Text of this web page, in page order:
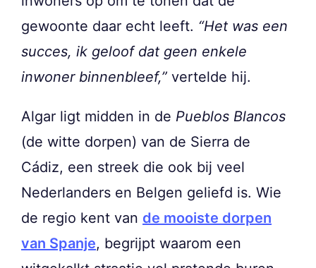
gewoonte daar echt leeft. “Het was een
succes, ik geloof dat geen enkele
inwoner binnenbleef,” vertelde hij.
Algar ligt midden in de Pueblos Blancos
(de witte dorpen) van de Sierra de
Cádiz, een streek die ook bij veel
Nederlanders en Belgen geliefd is. Wie
de regio kent van de mooiste dorpen
van Spanje, begrijpt waarom een